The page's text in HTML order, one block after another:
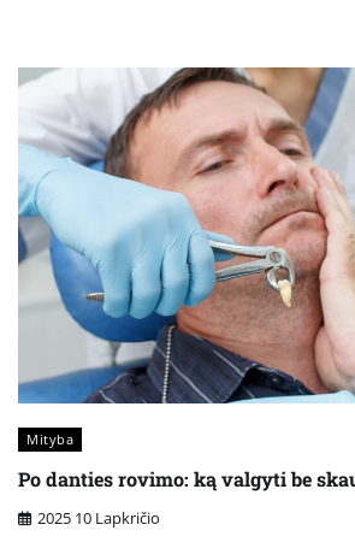
Mityba
Po danties rovimo: ką valgyti be
2025 10 Lapkričio